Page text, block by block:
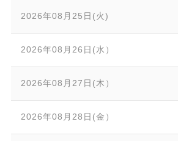
2026年08月25日(火)
2026年08月26日(水）
2026年08月27日(木）
2026年08月28日(金）